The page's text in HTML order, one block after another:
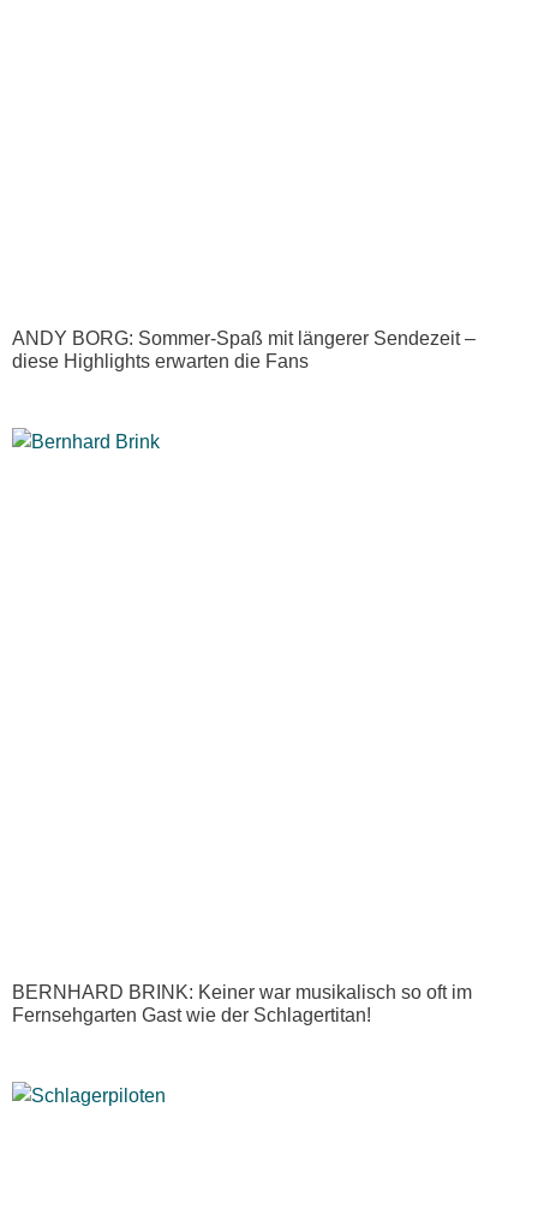
ANDY BORG: Sommer-Spaß mit längerer Sendezeit –
diese Highlights erwarten die Fans
BERNHARD BRINK: Keiner war musikalisch so oft im
Fernsehgarten Gast wie der Schlagertitan!